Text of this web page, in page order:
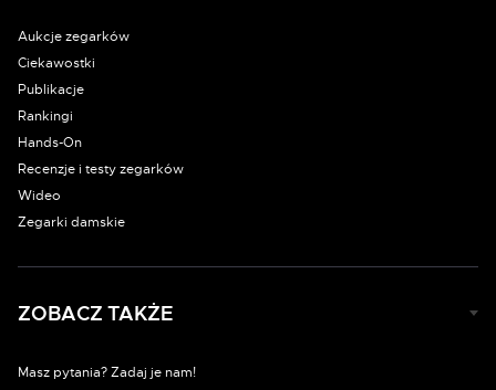
Aukcje zegarków
Ciekawostki
Publikacje
Rankingi
Hands-On
Recenzje i testy zegarków
Wideo
Zegarki damskie
ZOBACZ TAKŻE
Masz pytania? Zadaj je nam!